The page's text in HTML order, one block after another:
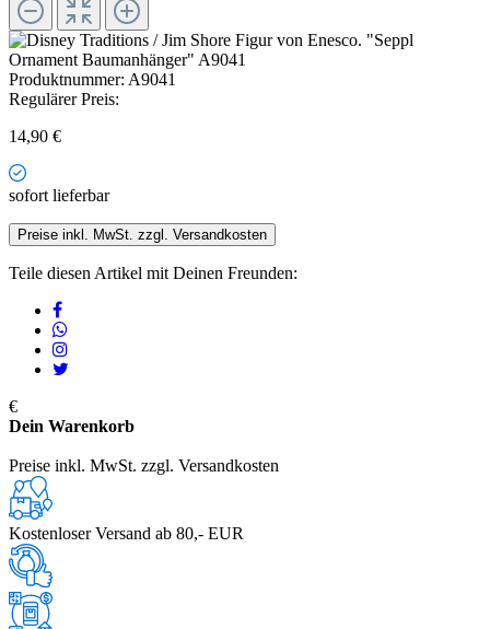
Produktnummer: A9041
Regulärer Preis:
14,90 €
sofort lieferbar
Preise inkl. MwSt. zzgl. Versandkosten
Teile diesen Artikel mit Deinen Freunden:
€
Dein Warenkorb
Preise inkl. MwSt. zzgl. Versandkosten
Kostenloser Versand ab 80,- EUR